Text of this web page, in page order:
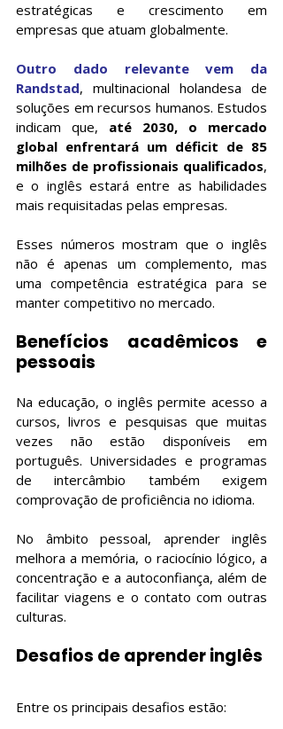
estratégicas e crescimento em
empresas que atuam globalmente.
Outro dado relevante vem da
Randstad, multinacional holandesa de
soluções em recursos humanos. Estudos
indicam que, até 2030, o mercado
global enfrentará um déficit de 85
milhões de profissionais qualificados,
e o inglês estará entre as habilidades
mais requisitadas pelas empresas.
Esses números mostram que o inglês
não é apenas um complemento, mas
uma competência estratégica para se
manter competitivo no mercado.
Benefícios acadêmicos e
pessoais
Na educação, o inglês permite acesso a
cursos, livros e pesquisas que muitas
vezes não estão disponíveis em
português. Universidades e programas
de intercâmbio também exigem
comprovação de proficiência no idioma.
No âmbito pessoal, aprender inglês
melhora a memória, o raciocínio lógico, a
concentração e a autoconfiança, além de
facilitar viagens e o contato com outras
culturas.
Desafios de aprender inglês
Entre os principais desafios estão: